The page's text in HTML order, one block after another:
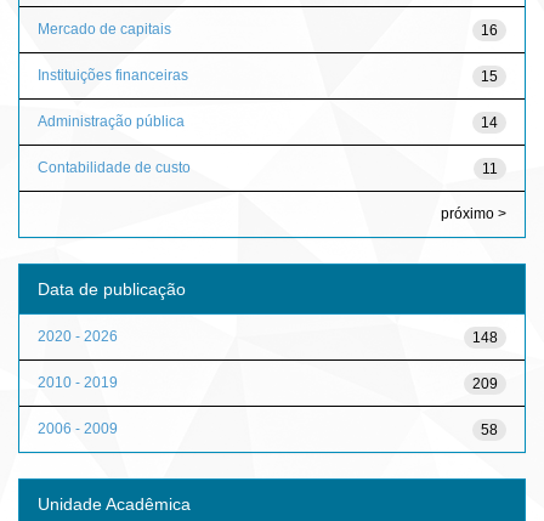
16
Mercado de capitais
15
Instituições financeiras
14
Administração pública
11
Contabilidade de custo
próximo >
Data de publicação
148
2020 - 2026
209
2010 - 2019
58
2006 - 2009
Unidade Acadêmica